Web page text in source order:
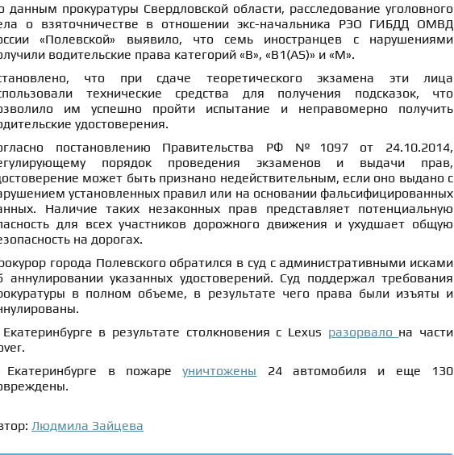
данным прокуратуры Свердловской области, расследование уголовного
о взяточничестве в отношении экс-начальника РЭО ГИБДД ОМВД
«Полевской» выявило, что семь иностранцев с нарушениями
водительские права категорий «В», «B1(AS)» и «М».
что при сдаче теоретического экзамена эти лица
технические средства для получения подсказок, что
им успешно пройти испытание и неправомерно получить
удостоверения.
постановлению Правительства РФ №1097 от 24.10.2014,
порядок проведения экзаменов и выдачи прав,
может быть признано недействительным, если оно выдано с
установленных правил или на основании фальсифицированных
Наличие таких незаконных прав представляет потенциальную
для всех участников дорожного движения и ухудшает общую
на дорогах.
города Полевского обратился в суд с административными исками
аннулировании указанных удостоверений. Суд поддержал требования
в полном объеме, в результате чего права были изъяты и
в результате столкновения с Lexus разорвало на части
в пожареуничтожены 24 автомобиля и еще 130
Людмила Зайцева